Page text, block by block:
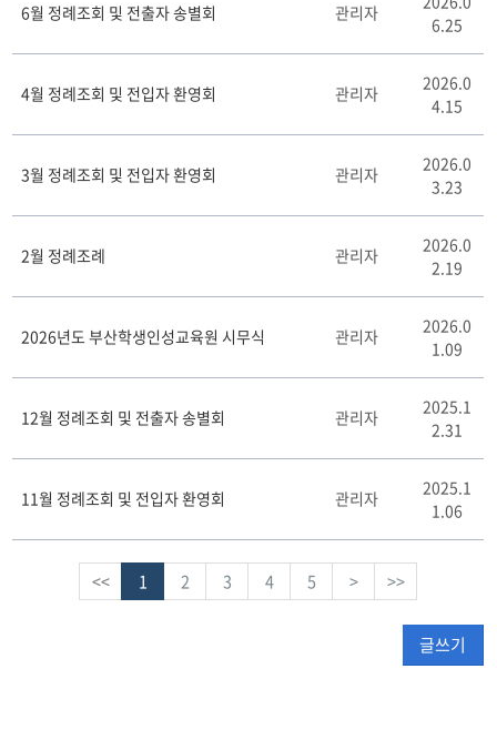
이6월 정례조회 및 전출자 송별회 관리자
6.25
4월 정례조회 및 전입자 환영회 관리자
2026.0
4.15
3월 정례조회 및 전입자 환영회 관리자
2026.0
3.23
2월 정례조례 관리자
2026.0
2.19
2026년도 부산학생인성교육원 시무식 관리자
2026.0
1.09
12월 정례조회 및 전출자 송별회 관리자
2025.1
2.31
11월 정례조회 및 전입자 환영회 관리자
2025.1
1.06
<< 1 2 3 4 5 > >>
글쓰기